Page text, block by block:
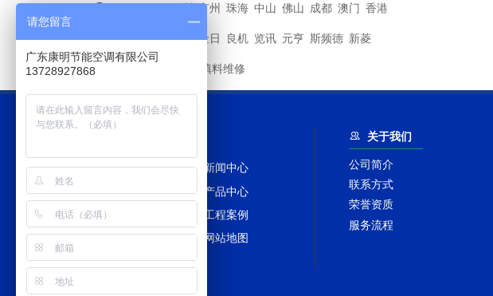
深圳 广州 珠海 中山 佛山 成都 澳门 香港
其他品牌 马利 金日 良机 览讯 元亨 斯频德 新菱
冷却塔填料维修
网站首页
新闻中心
冷却塔百科
产品中心
冷却塔配件
工程案例
冷却塔TAGS
网站地图
关于我们
公司简介
联系方式
荣誉资质
服务流程
请您留言
广东康明节能空调有限公司
13728927868